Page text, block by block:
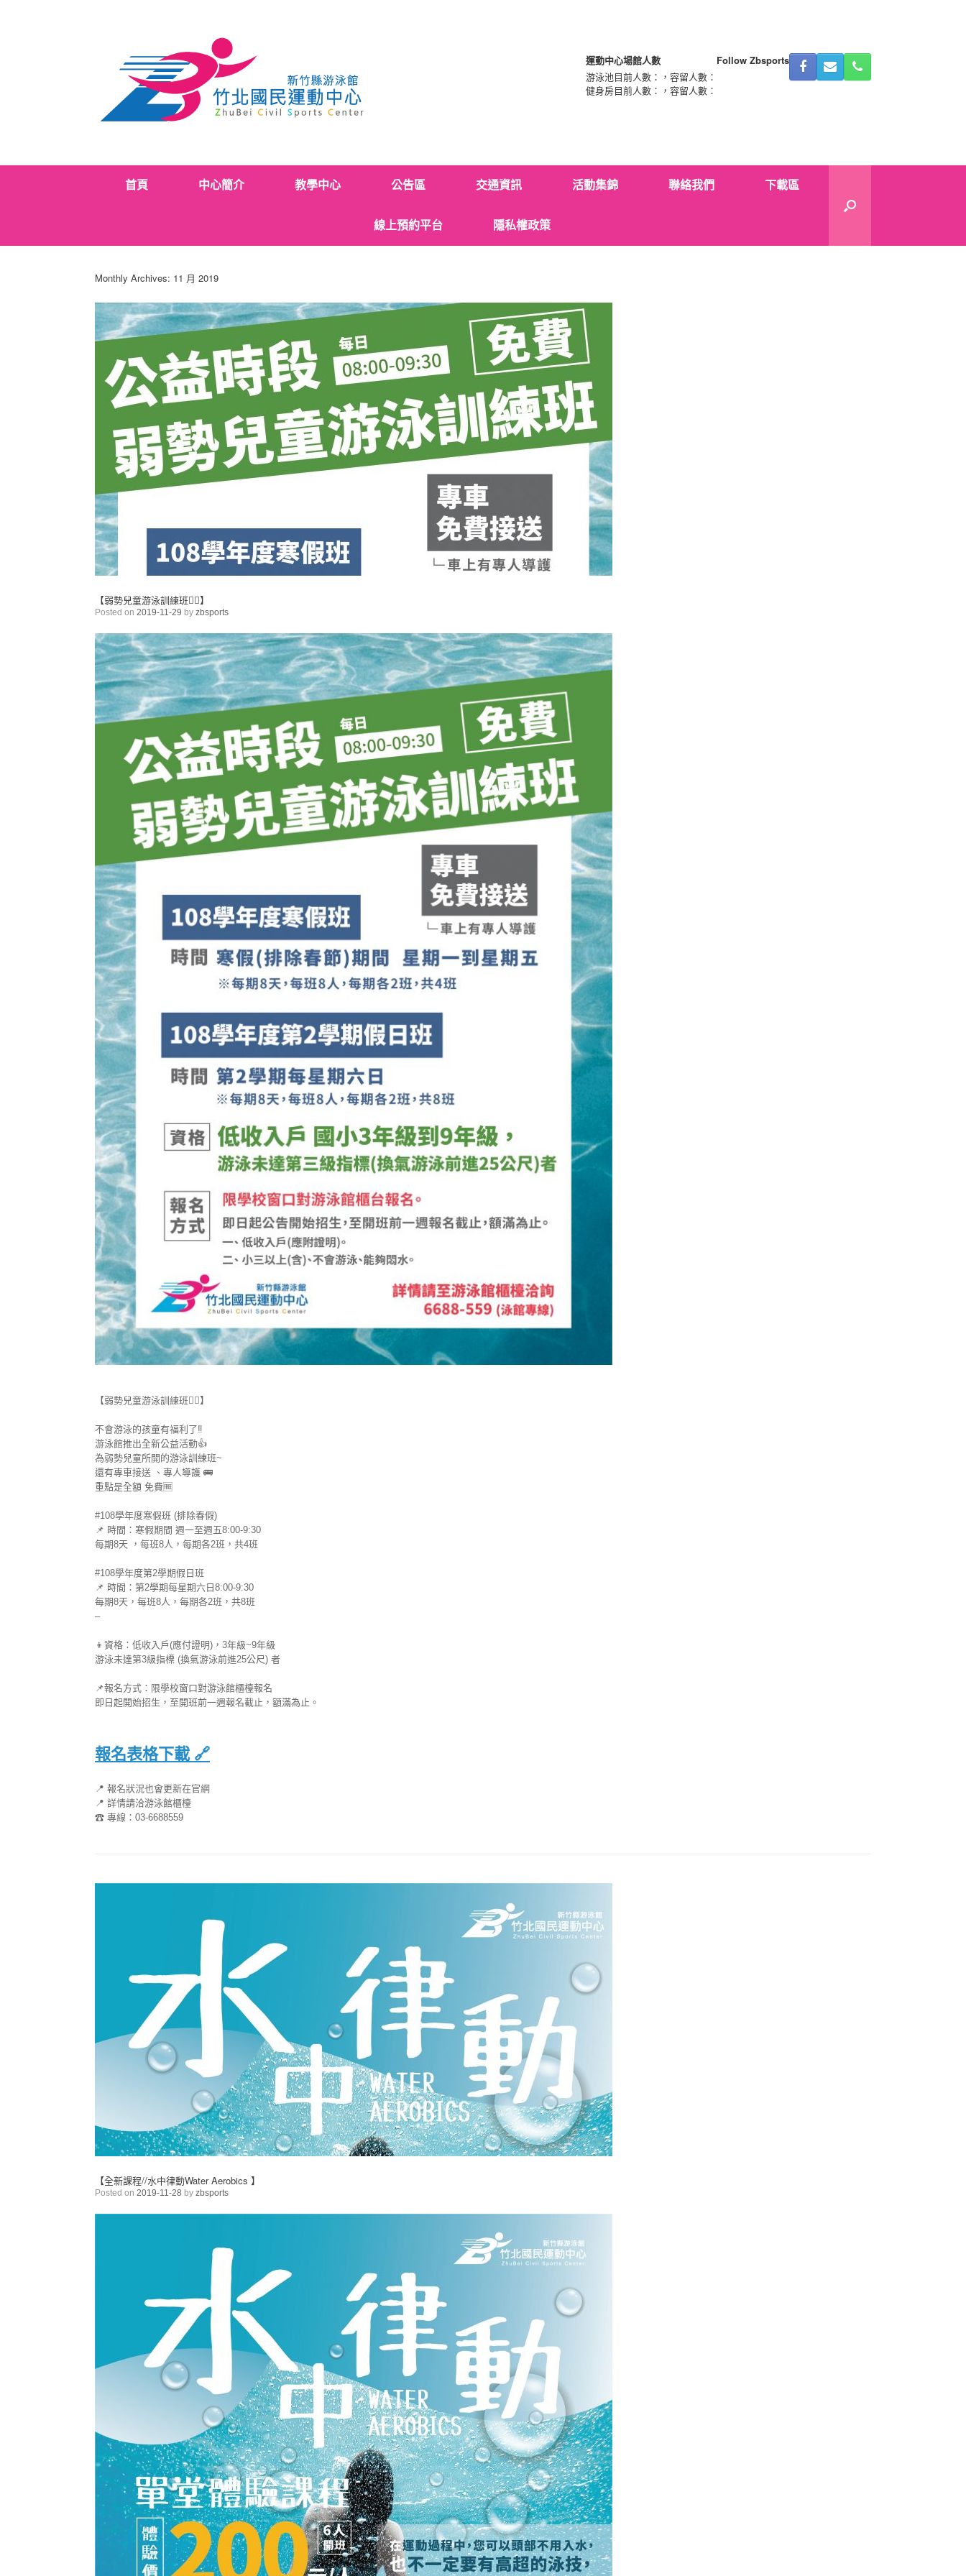
運動中心場館人數
游泳池目前人數：
，容留人數：
健身房目前人數：
，容留人數：
Follow Zbsports
首頁 中心簡介 教學中心 公告區 交通資訊 活動集錦 聯絡我們 下載區
線上預約平台 隱私權政策
Monthly Archives: 11 月 2019
【弱勢兒童游泳訓練班🏊‍♂️】
Posted on 2019-11-29 by zbsports
【弱勢兒童游泳訓練班 🏊‍♂️ 】
不會游泳的孩童有福利了‼️
游泳館推出全新公益活動👍
為弱勢兒童所開的游泳訓練班~
還有專車接送 、專人導護 🚌
重點是全額 免費🆓
#108學年度寒假班 (排除春假)
📌 時間：寒假期間 週一至週五8:00-9:30
每期8天 ，每班8人，每期各2班，共4班
#108學年度第2學期假日班
📌 時間：第2學期每星期六日8:00-9:30
每期8天，每班8人，每期各2班，共8班
–
👦 資格：低收入戶(應付證明)，3年級~9年級
游泳未達第3級指標 (換氣游泳前進25公尺) 者
📌報名方式：限學校窗口對游泳館櫃檯報名
即日起開始招生，至開班前一週報名截止，額滿為止。
報名表格下載🔗
📍 報名狀況也會更新在官網
📍 詳情請洽游泳館櫃檯
☎ 專線：03-6688559
【全新課程//水中律動Water Aerobics 】
Posted on 2019-11-28 by zbsports